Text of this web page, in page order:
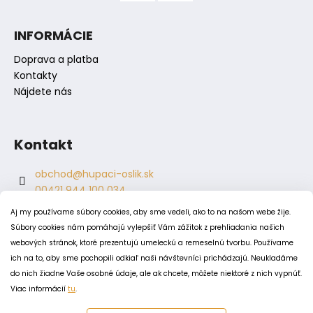
Aj my používame súbory cookies, aby sme vedeli, ako to na našom webe žije.
Súbory cookies nám pomáhajú vylepšiť Vám zážitok z prehliadania našich
webových stránok, ktoré prezentujú umeleckú a remeselnú tvorbu. Používame
ich na to, aby sme pochopili odkiaľ naši návštevníci prichádzajú. Neukladáme
do nich žiadne Vaše osobné údaje, ale ak chcete, môžete niektoré z nich vypnúť.
Viac informácií tu.
INFORMÁCIE
Doprava a platba
Kontakty
Nájdete nás
Kontakt
obchod@hupaci-oslik.sk
00421 944 100 034
00421 944 904 704
hupaci.oslik
dagmar.juricova
PODMIENKY